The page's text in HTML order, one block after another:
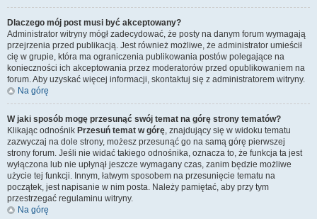
Dlaczego mój post musi być akceptowany?
Administrator witryny mógł zadecydować, że posty na danym forum wymagają
przejrzenia przed publikacją. Jest również możliwe, że administrator umieścił
cię w grupie, która ma ograniczenia publikowania postów polegające na
konieczności ich akceptowania przez moderatorów przed opublikowaniem na
forum. Aby uzyskać więcej informacji, skontaktuj się z administratorem witryny.
Na górę
W jaki sposób mogę przesunąć swój temat na górę strony tematów?
Klikając odnośnik Przesuń temat w górę, znajdujący się w widoku tematu
zazwyczaj na dole strony, możesz przesunąć go na samą górę pierwszej
strony forum. Jeśli nie widać takiego odnośnika, oznacza to, że funkcja ta jest
wyłączona lub nie upłynął jeszcze wymagany czas, zanim będzie możliwe
użycie tej funkcji. Innym, łatwym sposobem na przesunięcie tematu na
początek, jest napisanie w nim posta. Należy pamiętać, aby przy tym
przestrzegać regulaminu witryny.
Na górę